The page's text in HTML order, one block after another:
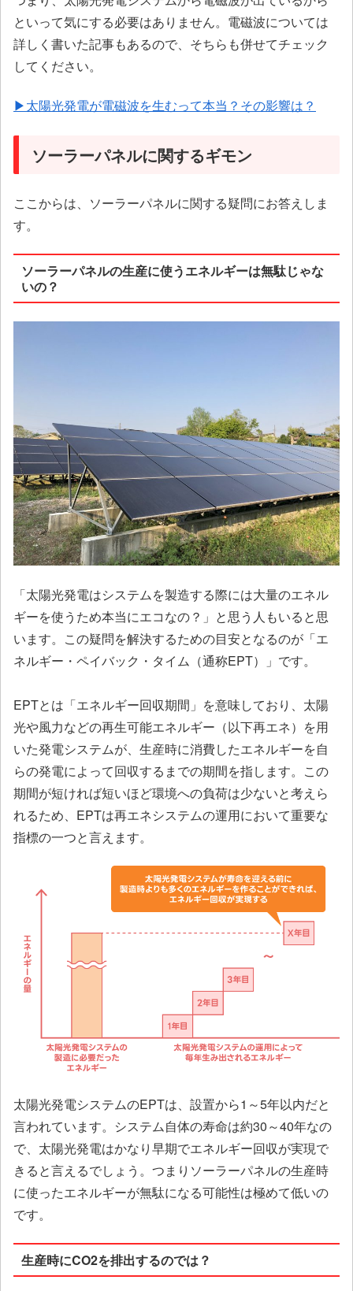
といって気にする必要はありません。電磁波については
詳しく書いた記事もあるので、そちらも併せてチェック
してください。
▶太陽光発電が電磁波を生むって本当？その影響は？
ソーラーパネルに関するギモン
ここからは、ソーラーパネルに関する疑問にお答えしま
す。
ソーラーパネルの生産に使うエネルギーは無駄じゃな
いの？
「太陽光発電はシステムを製造する際には大量のエネル
ギーを使うため本当にエコなの？」と思う人もいると思
います。この疑問を解決するための目安となるのが「エ
ネルギー・ペイバック・タイム（通称EPT）」です。
EPTとは「エネルギー回収期間」を意味しており、太陽
光や風力などの再生可能エネルギー（以下再エネ）を用
いた発電システムが、生産時に消費したエネルギーを自
らの発電によって回収するまでの期間を指します。この
期間が短ければ短いほど環境への負荷は少ないと考えら
れるため、EPTは再エネシステムの運用において重要な
指標の一つと言えます。
太陽光発電システムのEPTは、設置から1～5年以内だと
言われています。システム自体の寿命は約30～40年なの
で、太陽光発電はかなり早期でエネルギー回収が実現で
きると言えるでしょう。つまりソーラーパネルの生産時
に使ったエネルギーが無駄になる可能性は極めて低いの
です。
生産時にCO2を排出するのでは？